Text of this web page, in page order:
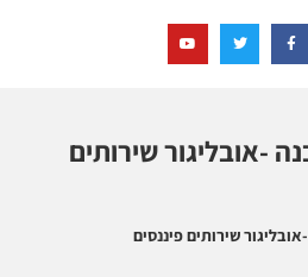
-אובליגור שירותים
שירותים פיננסים